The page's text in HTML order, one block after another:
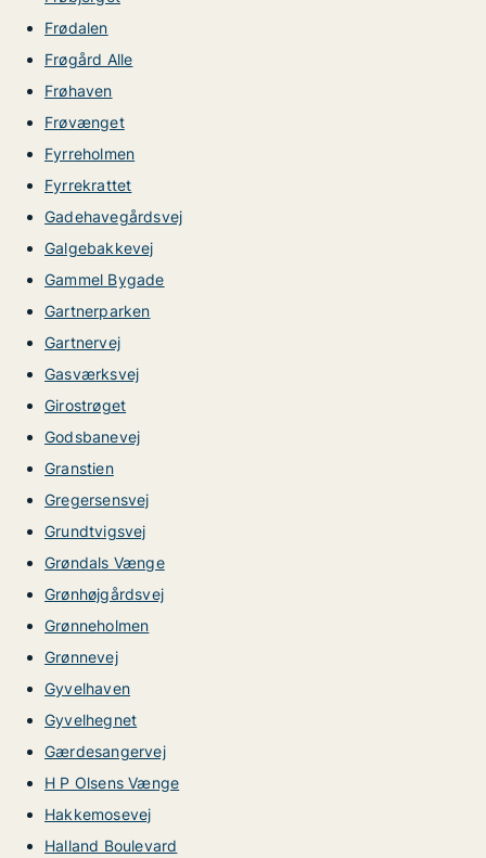
Frødalen
Frøgård Alle
Frøhaven
Frøvænget
Fyrreholmen
Fyrrekrattet
Gadehavegårdsvej
Galgebakkevej
Gammel Bygade
Gartnerparken
Gartnervej
Gasværksvej
Girostrøget
Godsbanevej
Granstien
Gregersensvej
Grundtvigsvej
Grøndals Vænge
Grønhøjgårdsvej
Grønneholmen
Grønnevej
Gyvelhaven
Gyvelhegnet
Gærdesangervej
H P Olsens Vænge
Hakkemosevej
Halland Boulevard